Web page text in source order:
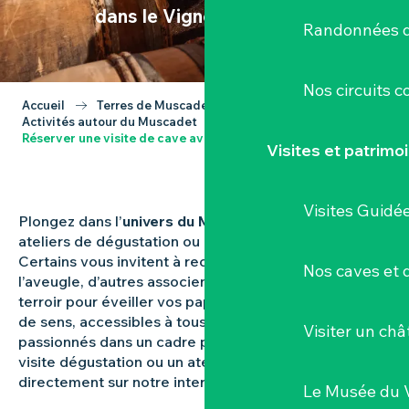
Randonnées
Nos circuits
Visites et
Visites
Nos caves et
Visiter un
Le Musée du
dans le Vignoble Nantais
Accueil
Terres de Muscadet
Activités autour du Muscadet
Réserver une visite de cave avec dégustation
Plongez dans l’univers du Muscadet
à travers des
ateliers de dégustation ou d’initiation à l’œnologie.
Certains vous invitent à reconnaître les arômes à
l’aveugle, d’autres associent les vins aux produits du
terroir pour éveiller vos papilles. Des moments riches
de sens, accessibles à tous, animés par des
passionnés dans un cadre privilégié. Réservez votre
visite dégustation ou un atelier autour du vin
directement sur notre internet.